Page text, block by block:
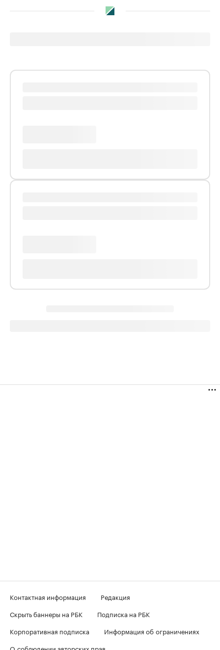
Контактная информация
Редакция
Скрыть баннеры на РБК
Подписка на РБК
Корпоративная подписка
Информация об ограничениях
О соблюдении авторских прав